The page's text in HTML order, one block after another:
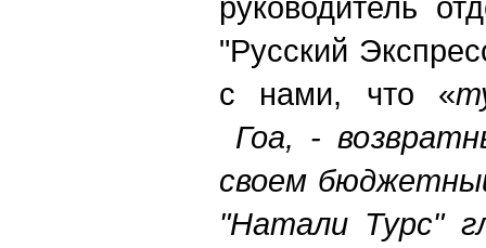
"Русский
с нами, что «
Гоа, -
своем
"Натали Турс"